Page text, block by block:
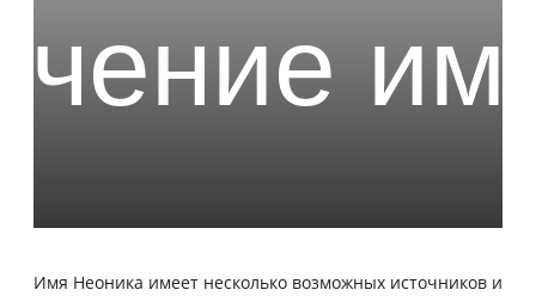
Имя Неоника имеет несколько возможных источников и